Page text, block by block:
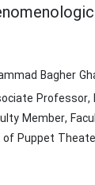
Bagher
Professor,
Member,
of Puppet